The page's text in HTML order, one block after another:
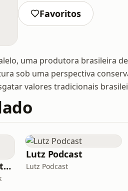
Favoritos
uma produtora brasileira
sob uma perspectiva
valores tradicionais
Carreira Sem Fronteiras
Lutz Podcast
Lutz Podcast